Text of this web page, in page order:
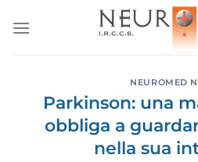
NEUROMED
Parkinson: una
obbliga a
nella sua